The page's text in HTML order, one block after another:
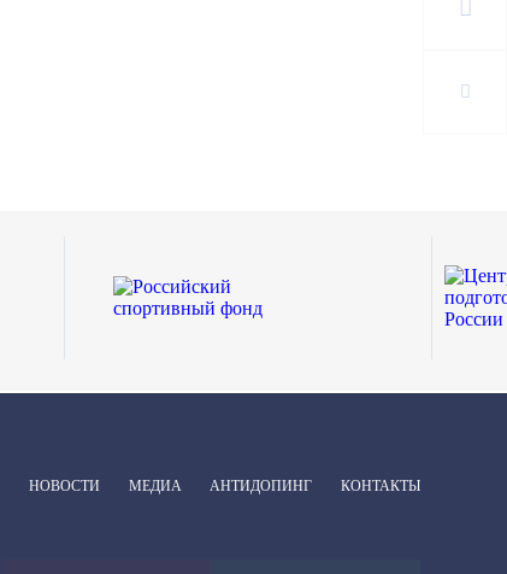
НОВОСТИ МЕДИА АНТИДОПИНГ КОНТАКТЫ